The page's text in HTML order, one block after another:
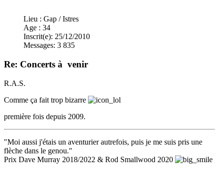
Lieu : Gap / Istres
Age : 34
Inscrit(e): 25/12/2010
Messages: 3 835
Re: Concerts à venir
R.A.S.
Comme ça fait trop bizarre
première fois depuis 2009.
"Moi aussi j'étais un aventurier autrefois, puis je me suis pris une
flèche dans le genou."
Prix Dave Murray 2018/2022 & Rod Smallwood 2020